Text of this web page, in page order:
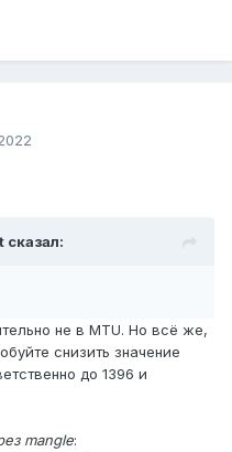
сказал:
не в MTU. Но всё же,
снизить значение
до 1396 и
mangle: